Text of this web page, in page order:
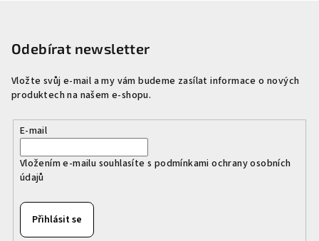
Odebírat newsletter
Vložte svůj e-mail a my vám budeme zasílat informace o nových
produktech na našem e-shopu.
E-mail
Vložením e-mailu souhlasíte s podmínkami ochrany osobních
údajů
Přihlásit se